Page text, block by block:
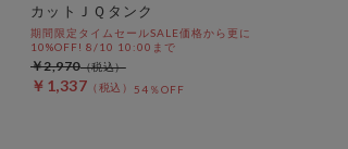
カットＪＱタンク
期間限定タイムセールSALE価格から更に
10%OFF! 8/10 10:00まで
￥1,337 54％OFF
￥2,970